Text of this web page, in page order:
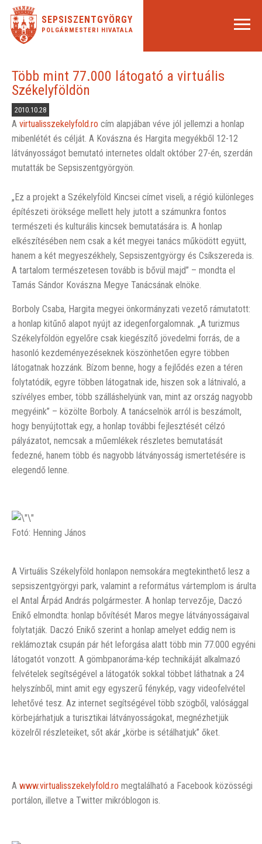
SEPSISZENTGYÖRGY
POLGÁRMESTERI HIVATALA
Több mint 77.000 látogató a virtuális
Székelyföldön
2010.10.28
A virtualisszekelyfold.ro cím alapjában véve jól jellemzi a honlap
mibenlétét és célját. A Kovászna és Hargita megyékből 12-12
látványosságot bemutató internetes oldalt október 27-én, szerdán
mutatták be Sepsiszentgyörgyön.
„Ez a projekt a Székelyföld Kincsei címet viseli, a régió különleges
építészeti öröksége mellett hely jutott a számunkra fontos
természeti és kulturális kincsek bemutatására is. A honlap
elkészítésében nem csak a két megyei tanács működött együtt,
hanem a két megyeszékhely, Sepsiszentgyörgy és Csíkszereda is.
A tartalom természetesen tovább is bővül majd” – mondta el
Tamás Sándor Kovászna Megye Tanácsának elnöke.
Borboly Csaba, Hargita megyei önkormányzati vezető rámutatott:
a honlap kitűnő alapot nyújt az idegenforgalomnak. „A turizmus
Székelyföldön egyelőre csak kiegészítő jövedelmi forrás, de a
hasonló kezdeményezéseknek köszönhetően egyre többen
látogatnak hozzánk. Bízom benne, hogy a fejlődés ezen a téren
folytatódik, egyre többen látogatnak ide, hiszen sok a látnivaló, a
szívélyes ember, több szálláshelyünk van, mint az ország nagyobb
megyéink” – közölte Borboly. A tanácselnök arról is beszámolt,
hogy benyújtottak egy, a honlap további fejlesztését célzó
pályázatot, nemcsak a műemlékek részletes bemutatását
fedezné, hanem több és nagyobb látványosság ismertetésére is
elegendő lenne.
Fotó: Henning János
A Virtuális Székelyföld honlapon nemsokára megtekinthető lesz a
sepsiszentgyörgyi park, valamint a református vártemplom is árulta
el Antal Árpád András polgármester. A honlap tervezője, Daczó
Enikő elmondta: honlap bővítését Maros megye látványosságaival
folytatják. Daczó Enikő szerint a honlap amelyet eddig nem is
reklámoztak csupán pár hét leforgása alatt több min 77.000 egyéni
látogatót vonzott. A gömbpanoráma-kép technikáját alkalmazó
felvételek segítségével a látogatók sokkal többet láthatnak a 24
helyszínből, mint amit egy egyszerű fénykép, vagy videofelvétel
lehetővé tesz. Az internet segítségével több szögből, valósággal
körbejárhatjuk a turisztikai látványosságokat, megnézhetjük
közelről részleteiket, sőt akár „körbe is sétálhatjuk” őket.
A www.virtualisszekelyfold.ro megtalálható a Facebook közösségi
portálon, illetve a Twitter mikróblogon is.